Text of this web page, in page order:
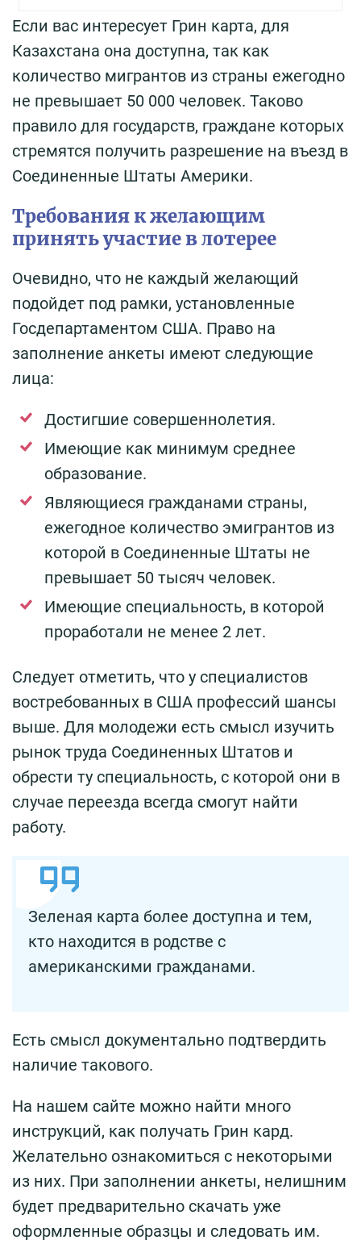
Если вас интересует Грин карта, для
Казахстана она доступна, так как
количество мигрантов из страны ежегодно
не превышает 50 000 человек. Таково
правило для государств, граждане которых
стремятся получить разрешение на въезд в
Соединенные Штаты Америки.
Требования к желающим
принять участие в лотерее
Очевидно, что не каждый желающий
подойдет под рамки, установленные
Госдепартаментом США. Право на
заполнение анкеты имеют следующие
лица:
Достигшие совершеннолетия.
Имеющие как минимум среднее
образование.
Являющиеся гражданами страны,
ежегодное количество эмигрантов из
которой в Соединенные Штаты не
превышает 50 тысяч человек.
Имеющие специальность, в которой
проработали не менее 2 лет.
Следует отметить, что у специалистов
востребованных в США профессий шансы
выше. Для молодежи есть смысл изучить
рынок труда Соединенных Штатов и
обрести ту специальность, с которой они в
случае переезда всегда смогут найти
работу.
Зеленая карта более доступна и тем,
кто находится в родстве с
американскими гражданами.
Есть смысл документально подтвердить
наличие такового.
На нашем сайте можно найти много
инструкций, как получать Грин кард.
Желательно ознакомиться с некоторыми
из них. При заполнении анкеты, нелишним
будет предварительно скачать уже
оформленные образцы и следовать им.